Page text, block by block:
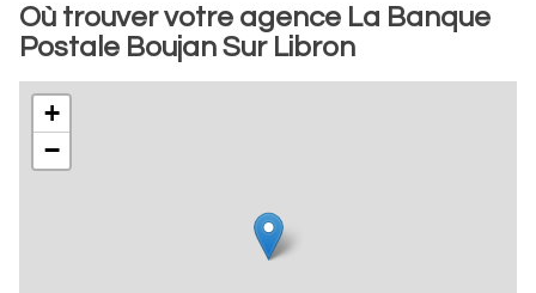
Où trouver votre agence La Banque
Postale Boujan Sur Libron
+
−